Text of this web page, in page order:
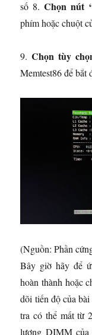
số 8.Chọn nút
phím hoặc chuột
9.Chọn tùy
Memtest86 để bắt
(Nguồn: Phần
Bây giờ hãy để
hoàn thành hoặc
dõi tiến độ của
tra có thể mất từ
lượng DIMM của